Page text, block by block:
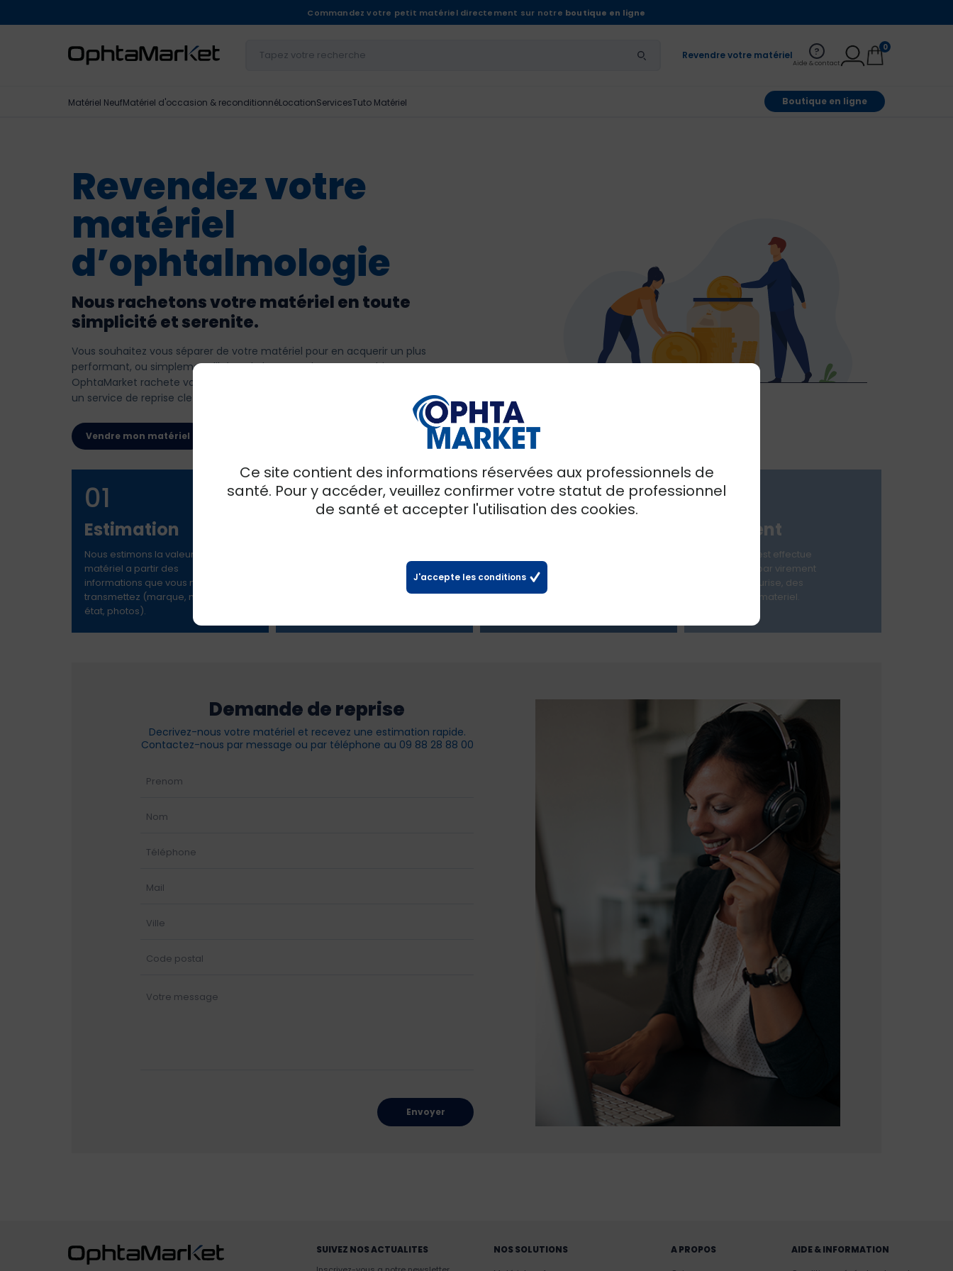
Commandez votre petit matériel directement sur notre boutique en ligne
Revendre votre matériel ?
Aide & contact
0
Matériel NeufMatériel d'occasion & reconditionnéLocationServicesTuto Matériel Boutique en ligne
Revendez votre
matériel
d’ophtalmologie
Nous rachetons votre matériel en toute
simplicité et serenite.
Vous souhaitez vous séparer de votre matériel pour en acquerir un plus
performant, ou simplement libérer de l espace dans votre cabinet ?
OphtaMarket rachete votre équipement en ophtalmologie a un prix juste, avec
un service de reprise clef en main.
Vendre mon matériel
01
Estimation
Nous estimons la valeur de votre
matériel a partir des
informations que vous nous
transmettez (marque, modele,
état, photos).
02
rachat ferme et transparente,
03
organisons l enlevement du
matériel chez vous, sans
demarche de votre part.
04
Paiement
Le paiement est effectue
rapidement, par virement
bancaire securise, des
reception du materiel.
Demande de reprise
Decrivez-nous votre matériel et recevez une estimation rapide.
Contactez-nous par message ou par téléphone au 09 88 28 88 00
Envoyer
SUIVEZ NOS ACTUALITES NOS SOLUTIONS A PROPOS AIDE & INFORMATION
Ce site contient des informations réservées aux professionnels de
santé. Pour y accéder, veuillez confirmer votre statut de professionnel
de santé et accepter l'utilisation des cookies.
J'accepte les conditions